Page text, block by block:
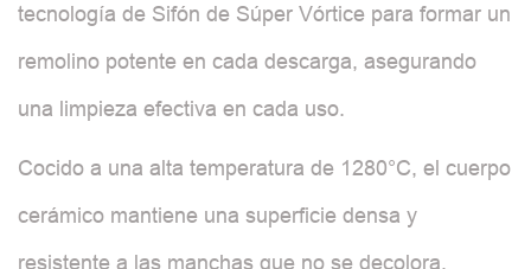
tecnología de Sifón de Súper Vórtice para formar un
remolino potente en cada descarga, asegurando
una limpieza efectiva en cada uso.
Cocido a una alta temperatura de 1280°C, el cuerpo
cerámico mantiene una superficie densa y
resistente a las manchas que no se decolora,